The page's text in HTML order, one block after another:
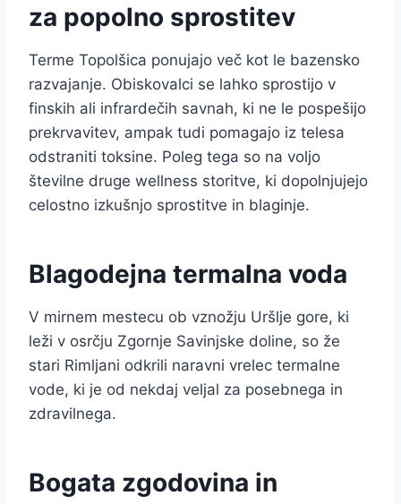
za popolno sprostitev
Terme Topolšica ponujajo več kot le bazensko
razvajanje. Obiskovalci se lahko sprostijo v
finskih ali infrardečih savnah, ki ne le pospešijo
prekrvavitev, ampak tudi pomagajo iz telesa
odstraniti toksine. Poleg tega so na voljo
številne druge wellness storitve, ki dopolnjujejo
celostno izkušnjo sprostitve in blaginje.
Blagodejna termalna voda
V mirnem mestecu ob vznožju Uršlje gore, ki
leži v osrčju Zgornje Savinjske doline, so že
stari Rimljani odkrili naravni vrelec termalne
vode, ki je od nekdaj veljal za posebnega in
zdravilnega.
Bogata zgodovina in